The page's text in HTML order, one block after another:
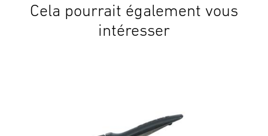
Cela pourrait également vous
intéresser